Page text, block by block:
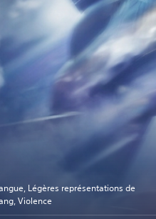
Légères représentations de
Violence